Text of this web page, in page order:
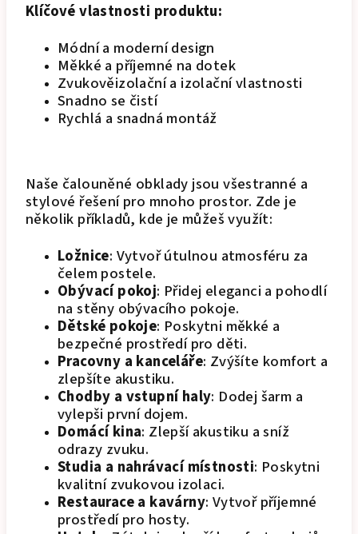
Klíčové vlastnosti produktu:
Módní a moderní design
Měkké a příjemné na dotek
Zvukověizolační a izolační vlastnosti
Snadno se čistí
Rychlá a snadná montáž
Naše čalouněné obklady jsou všestranné a
stylové řešení pro mnoho prostor. Zde je
několik příkladů, kde je můžeš využít:
Ložnice: Vytvoř útulnou atmosféru za
čelem postele.
Obývací pokoj: Přidej eleganci a pohodlí
na stěny obývacího pokoje.
Dětské pokoje: Poskytni měkké a
bezpečné prostředí pro děti.
Pracovny a kanceláře: Zvýšíte komfort a
zlepšíte akustiku.
Chodby a vstupní haly: Dodej šarm a
vylepši první dojem.
Domácí kina: Zlepší akustiku a sníž
odrazy zvuku.
Studia a nahrávací místnosti: Poskytni
kvalitní zvukovou izolaci.
Restaurace a kavárny: Vytvoř příjemné
prostředí pro hosty.